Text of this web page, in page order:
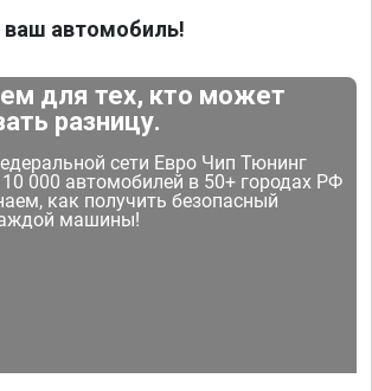
ваш автомобиль!
для тех, кто может
разницу.
сети Евро Чип Тюнинг
000 автомобилей в 50+ городах РФ
как получить безопасный
машины!